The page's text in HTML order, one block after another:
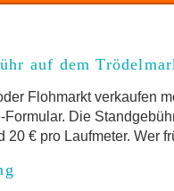
auf dem
Flohmarkt verkaufen
Die
20 € pro Laufmeter. Wer